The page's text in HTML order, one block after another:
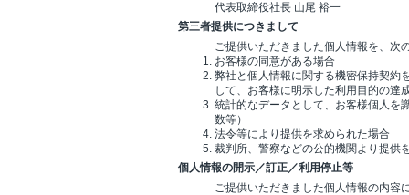
代表取締役社長 山尾 裕一
第三者提供につきまして
ご提供いただきました個人情報を、次
お客様の同意がある場合
弊社と個人情報に関する機密保持契約
して、お客様に明示した利用目的の達
統計的なデータとして、お客様個人を
数等）
法令等により提供を求められた場合
裁判所、警察などの公的機関より提供
個人情報の開示／訂正／利用停止等
ご提供いただきました個人情報の内容